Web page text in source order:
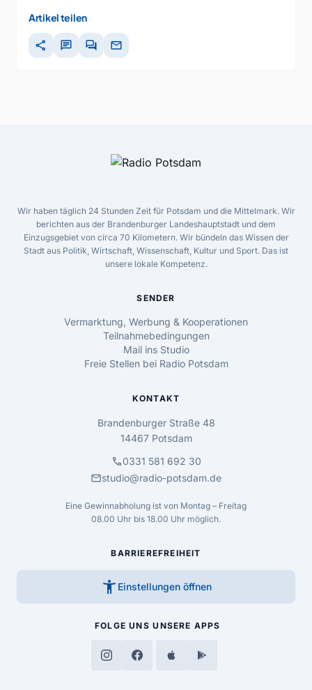
Artikel teilen
share chat forum mail
Wir haben täglich 24 Stunden Zeit für Potsdam und die Mittelmark. Wir
berichten aus der Brandenburger Landeshauptstadt und dem
Einzugsgebiet von circa 70 Kilometern. Wir bündeln das Wissen der
Stadt aus Politik, Wirtschaft, Wissenschaft, Kultur und Sport. Das ist
unsere lokale Kompetenz.
SENDER
Vermarktung, Werbung & Kooperationen
Teilnahmebedingungen
Mail ins Studio
Freie Stellen bei Radio Potsdam
KONTAKT
Brandenburger Straße 48
14467 Potsdam
call0331 581 692 30
mailstudio@radio-potsdam.de
Eine Gewinnabholung ist von Montag – Freitag
08.00 Uhr bis 18.00 Uhr möglich.
BARRIEREFREIHEIT
accessibility_new Einstellungen öffnen
FOLGE UNS UNSERE APPS